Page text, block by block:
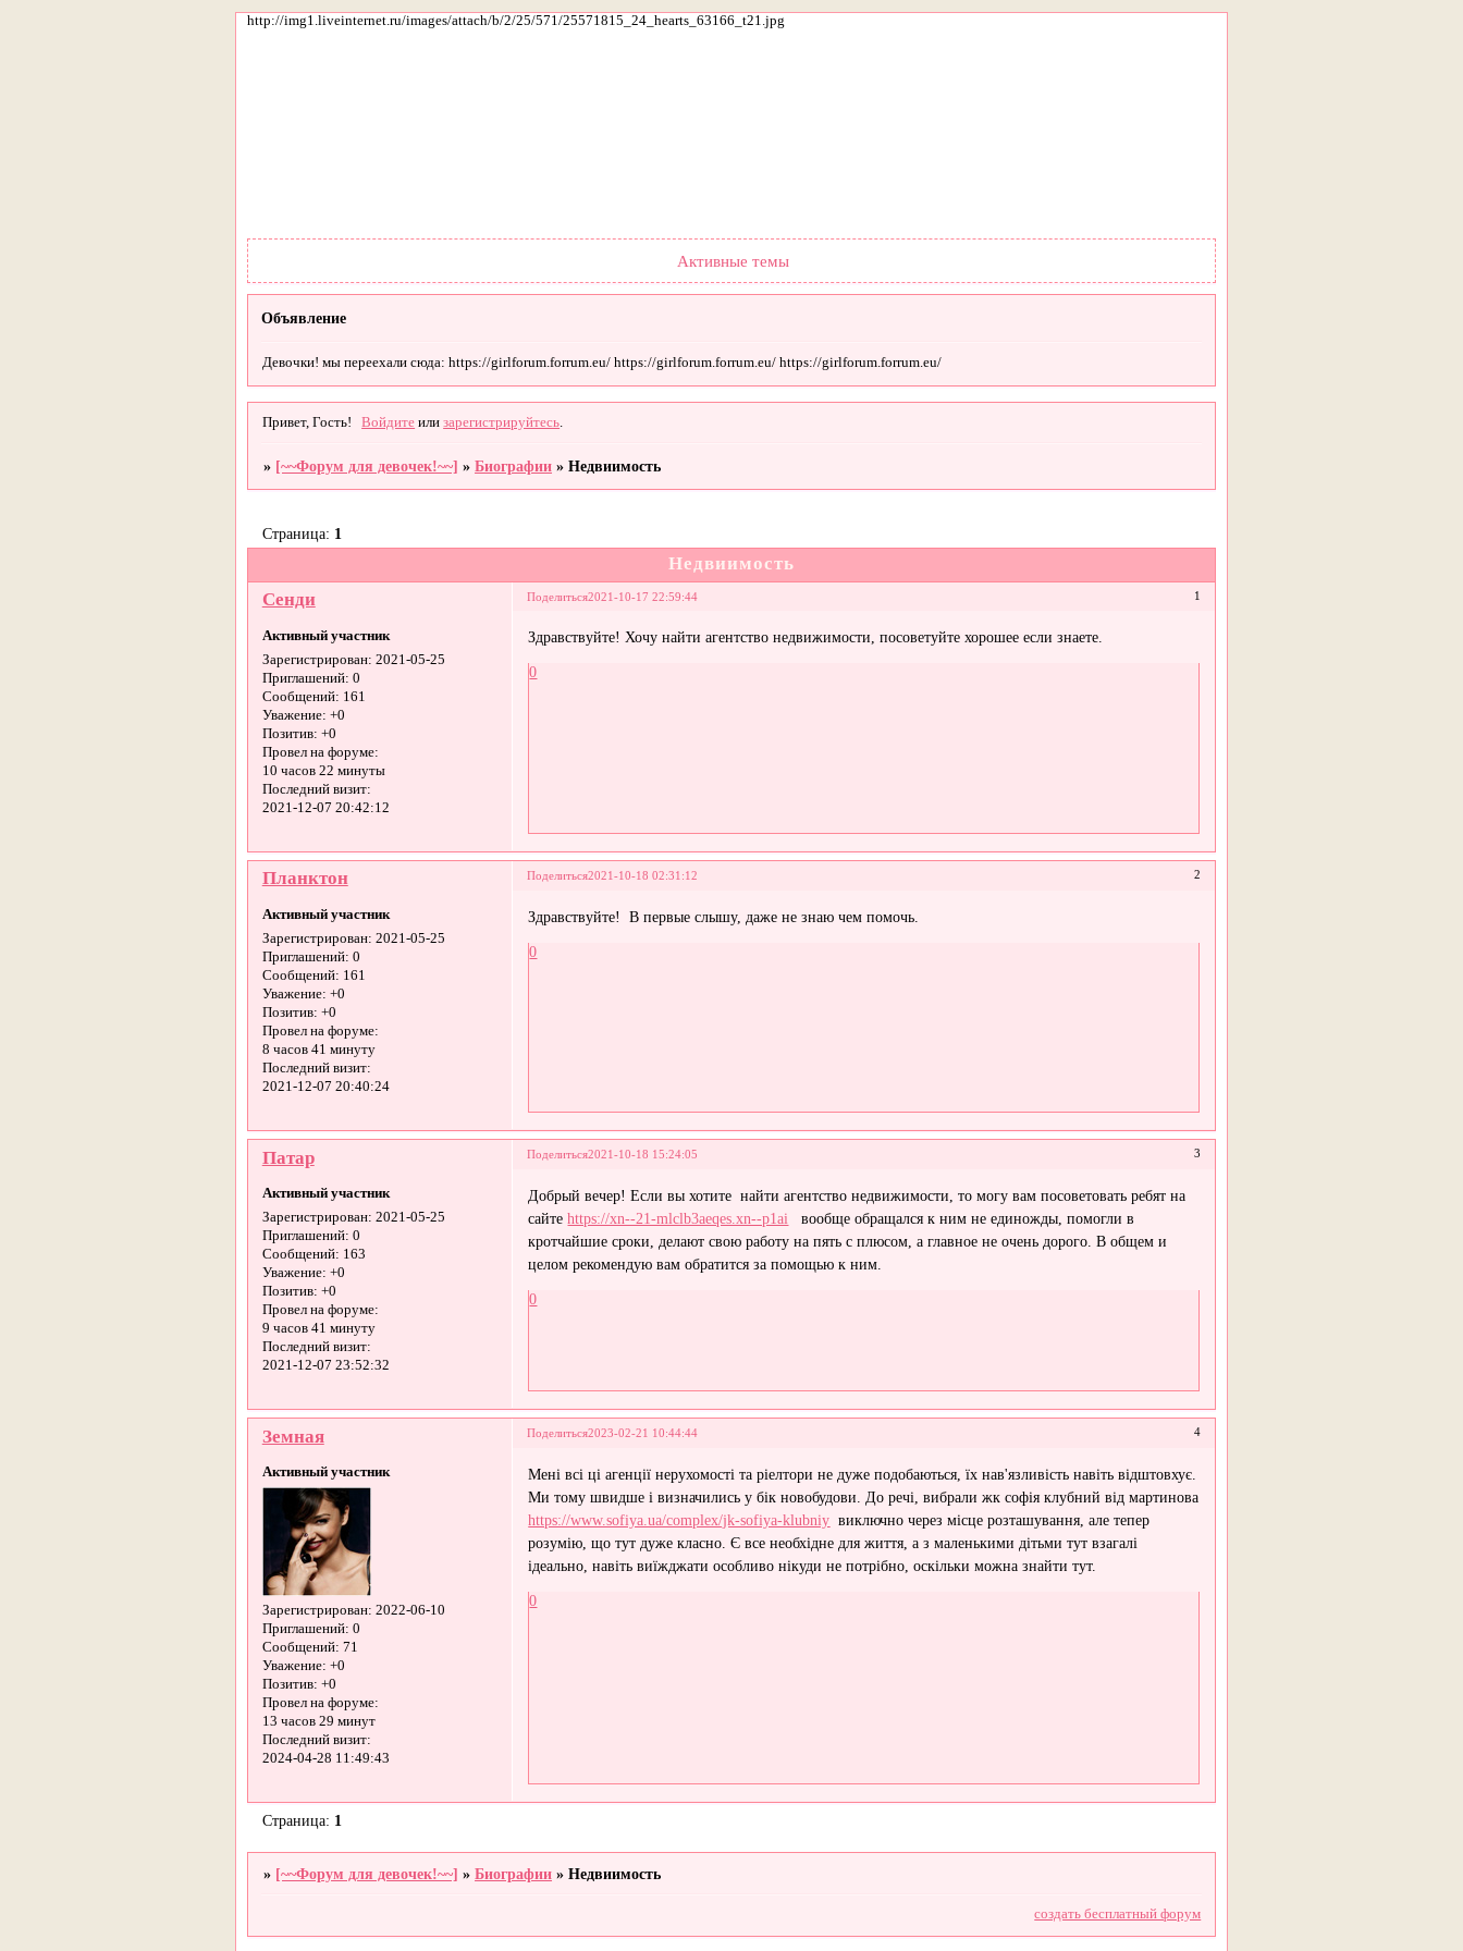
http://img1.liveinternet.ru/images/attach/b/2/25/571/25571815_24_hearts_63166_t21.jpg
Активные темы
Объявление
Девочки! мы переехали сюда: https://girlforum.forrum.eu/ https://girlforum.forrum.eu/ https://girlforum.forrum.eu/
Привет, Гость! Войдите илизарегистрируйтесь
» [~~Форум для девочек!~~] »Биографии »Недвиимость
Недвиимость
Страница: 1
Поделиться 1
2021-10-17 22:59:44
Сенди
Активный участник
Зарегистрирован: 2021-05-25
Приглашений: 0
Сообщений: 161
Уважение: +0
Позитив: +0
Провел на форуме:
10 часов 22 минуты
Последний визит:
2021-12-07 20:42:12
Здравствуйте! Хочу найти агентство недвижимости, посоветуйте хорошее если знаете.
0
Поделиться 2
2021-10-18 02:31:12
Планктон
Активный участник
Зарегистрирован: 2021-05-25
Приглашений: 0
Сообщений: 161
Уважение: +0
Позитив: +0
Провел на форуме:
8 часов 41 минуту
Последний визит:
2021-12-07 20:40:24
Здравствуйте! В первые слышу, даже не знаю чем помочь.
0
Поделиться 3
2021-10-18 15:24:05
Патар
Активный участник
Зарегистрирован: 2021-05-25
Приглашений: 0
Сообщений: 163
Уважение: +0
Позитив: +0
Провел на форуме:
9 часов 41 минуту
Последний визит:
2021-12-07 23:52:32
Добрый вечер! Если вы хотите найти агентство недвижимости, то могу вам посоветовать ребят на
сайтеhttps://xn--21-mlclb3aeqes.xn--p1ai вообще обращался к ним не единожды, помогли в
кротчайшие сроки, делают свою работу на пять с плюсом, а главное не очень дорого. В общем и
целом рекомендую вам обратится за помощью к ним.
0
Поделиться 4
2023-02-21 10:44:44
Земная
Активный участник
Зарегистрирован: 2022-06-10
Приглашений: 0
Сообщений: 71
Уважение: +0
Позитив: +0
Провел на форуме:
13 часов 29 минут
Последний визит:
2024-04-28 11:49:43
Мені всі ці агенції нерухомості та ріелтори не дуже подобаються, їх нав'язливість навіть відштовхує.
Ми тому швидше і визначились у бік новобудови. До речі, вибрали жк софія клубний від мартинова
https://www.sofiya.ua/complex/jk-sofiya-klubniy виключно через місце розташування, але тепер
розумію, що тут дуже класно. Є все необхідне для життя, а з маленькими дітьми тут взагалі
ідеально, навіть виїжджати особливо нікуди не потрібно, оскільки можна знайти тут.
0
Страница: 1
» [~~Форум для девочек!~~] »Биографии »Недвиимость
создать бесплатный форум